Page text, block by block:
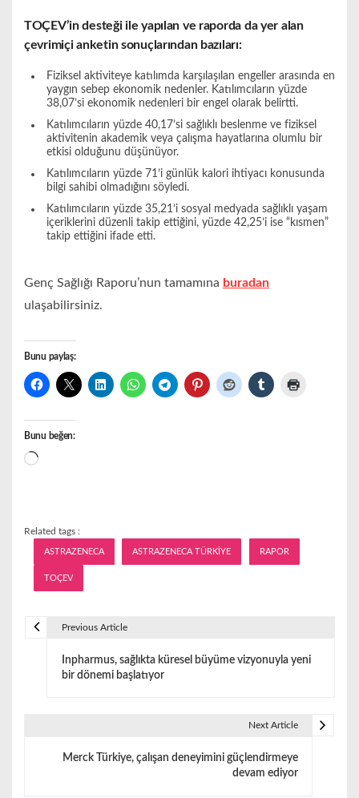
TOÇEV’in desteği ile yapılan ve raporda da yer alan
çevrimiçi anketin sonuçlarından bazıları:
Fiziksel aktiviteye katılımda karşılaşılan engeller arasında en
yaygın sebep ekonomik nedenler. Katılımcıların yüzde
38,07’si ekonomik nedenleri bir engel olarak belirtti.
Katılımcıların yüzde 40,17’si sağlıklı beslenme ve fiziksel
aktivitenin akademik veya çalışma hayatlarına olumlu bir
etkisi olduğunu düşünüyor.
Katılımcıların yüzde 71’i günlük kalori ihtiyacı konusunda
bilgi sahibi olmadığını söyledi.
Katılımcıların yüzde 35,21’i sosyal medyada sağlıklı yaşam
içeriklerini düzenli takip ettiğini, yüzde 42,25’i ise “kısmen”
takip ettiğini ifade etti.
Genç Sağlığı Raporu’nun tamamına buradan
ulaşabilirsiniz.
Bunu paylaş:
Bunu beğen:
Yükleniyor...
Related tags :
ASTRAZENECA ASTRAZENECA TÜRKİYE RAPOR
TOÇEV
Previous Article
Inpharmus, sağlıkta küresel büyüme vizyonuyla yeni
bir dönemi başlatıyor
Next Article
Merck Türkiye, çalışan deneyimini güçlendirmeye
devam ediyor